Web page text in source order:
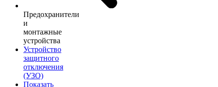
Предохранители
и
монтажные
устройства
Устройство
защитного
отключения
(УЗО)
Показать